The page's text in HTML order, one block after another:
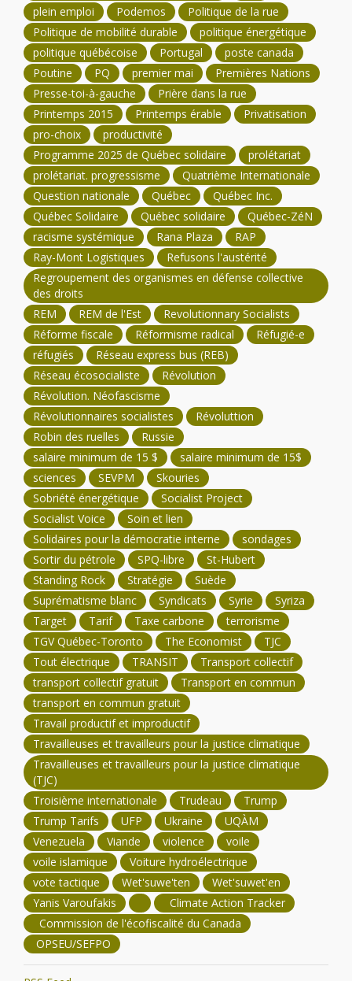
plein emploi
Podemos
Politique de la rue
Politique de mobilité durable
politique énergétique
politique québécoise
Portugal
poste canada
Poutine
PQ premier mai
Premières Nations
Presse-toi-à-gauche
Prière dans la rue
Printemps 2015
Printemps érable
Privatisation
pro-choix
productivité
Programme 2025 de Québec solidaire
prolétariat
prolétariat. progressisme
Quatrième Internationale
Question nationale
Québec
Québec Inc.
Québec Solidaire
Québec solidaire
Québec-ZéN
racisme systémique
Rana Plaza
RAP
Ray-Mont Logistiques
Refusons l'austérité
Regroupement des organismes en défense collective
des droits
REM
REM de l'Est
Revolutionnary Socialists
Réforme fiscale
Réformisme radical
Réfugié-e
réfugiés
Réseau express bus (REB)
Réseau écosocialiste
Révolution
Révolution. Néofascisme
Révolutionnaires socialistes
Révoluttion
Robin des ruelles
Russie
salaire minimum de 15 $
salaire minimum de 15$
sciences
SEVPM
Skouries
Sobriété énergétique
Socialist Project
Socialist Voice
Soin et lien
Solidaires pour la démocratie interne
sondages
Sortir du pétrole
SPQ-libre
St-Hubert
Standing Rock
Stratégie
Suède
Suprématisme blanc
Syndicats Syrie
Syriza
Target
Tarif Taxe carbone
terrorisme
TGV Québec-Toronto
The Economist
TJC
Tout électrique
TRANSIT
Transport collectif
transport collectif gratuit
Transport en commun
transport en commun gratuit
Travail productif et improductif
Travailleuses et travailleurs pour la justice climatique
Travailleuses et travailleurs pour la justice climatique
(TJC)
Troisième internationale
Trudeau
Trump
Trump Tarifs
UFP Ukraine
UQÀM
Venezuela
Viande violence
voile
voile islamique
Voiture hydroélectrique
vote tactique
Wet'suwe'ten
Wet'suwet'en
Yanis Varoufakis
Climate Action Tracker
Commission de l'écofiscalité du Canada
OPSEU/SEFPO